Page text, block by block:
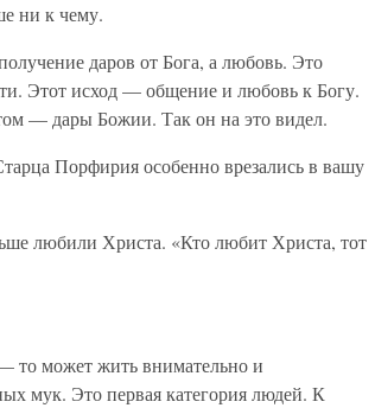
ни к чему.
даров от Бога, а любовь. Это
Этот исход — общение и любовь к Богу.
— дары Божии. Так он на это видел.
Порфирия особенно врезались в вашу
любили Христа. «Кто любит Христа, тот
то может жить внимательно и
мук. Это первая категория людей. К